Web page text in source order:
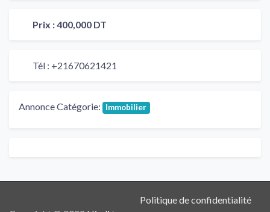
Prix :400,000 DT
Tél : +21670621421
Annonce Catégorie: Immobilier
Politique de confidentialité